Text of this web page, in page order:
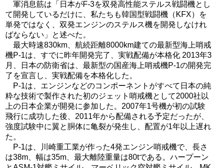
軍消息筋は「日本がF-3を双発高性能ステルス戦闘機とし
て開発しているだけに、私たちも韓国型戦闘機（KFX）を
単発ではなく、双発エンジンのステルス機を開発しなけれ
ばならない」と述べた。
最大時速830km、航続距離8000km建ての最新型海上哨戒
機P-1は、すでに昨年開発完了、実戦配備が本格化 2013年3
月、日本の防衛省は、最新型の国産海上哨戒機P-1の開発完
了を宣言し、実戦配備を本格化した。
P-1は、エンジンなどのコンポーネントがすべて日本の純
粋な技術で製作された初のジェット哨戒機として2000社以
上の日本企業が開発に参加した。2007年1号機が初の試験
飛行に成功した後、2011年から配備される予定だったが、
強度試験中に翼と胴体に亀裂が発生し、配置が1年以上遅れ
た。
P-1は、川崎重工業が作った4発エンジン哨戒機で、長さ
は38m、幅は35m、最大離陸重量は80tである。ハープーン